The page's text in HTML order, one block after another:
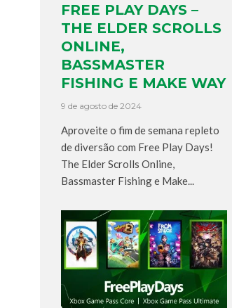
FREE PLAY DAYS –
THE ELDER SCROLLS
ONLINE,
BASSMASTER
FISHING E MAKE WAY
9 de agosto de 2024
Aproveite o fim de semana repleto
de diversão com Free Play Days!
The Elder Scrolls Online,
Bassmaster Fishing e Make...